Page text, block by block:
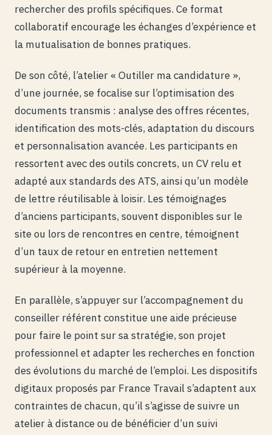
rechercher des profils spécifiques. Ce format
collaboratif encourage les échanges d’expérience et
la mutualisation de bonnes pratiques.
De son côté, l’atelier « Outiller ma candidature »,
d’une journée, se focalise sur l’optimisation des
documents transmis : analyse des offres récentes,
identification des mots-clés, adaptation du discours
et personnalisation avancée. Les participants en
ressortent avec des outils concrets, un CV relu et
adapté aux standards des ATS, ainsi qu’un modèle
de lettre réutilisable à loisir. Les témoignages
d’anciens participants, souvent disponibles sur le
site ou lors de rencontres en centre, témoignent
d’un taux de retour en entretien nettement
supérieur à la moyenne.
En parallèle, s’appuyer sur l’accompagnement du
conseiller référent constitue une aide précieuse
pour faire le point sur sa stratégie, son projet
professionnel et adapter les recherches en fonction
des évolutions du marché de l’emploi. Les dispositifs
digitaux proposés par France Travail s’adaptent aux
contraintes de chacun, qu’il s’agisse de suivre un
atelier à distance ou de bénéficier d’un suivi